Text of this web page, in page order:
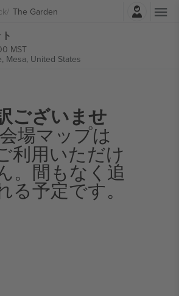
The Garden
MST
Mesa, United States
ございませ
会場マップは
利用いただけ
。間もなく追
る予定です。